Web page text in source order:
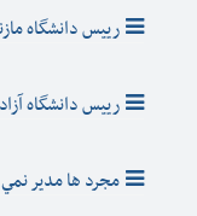
رييس دانشگاه
رييس دانشگاه
مجرد ها مدير